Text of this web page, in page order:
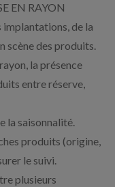
EN RAYON
implantations, de la
scène des produits.
la présence
entre réserve,
la saisonnalité.
produits (origine,
le suivi.
plusieurs